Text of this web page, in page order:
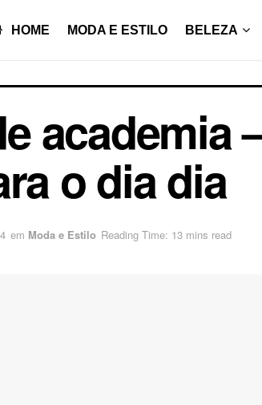
HOME MODA E ESTILO BELEZA
academia
o dia dia
em Moda e Estilo Reading Time: 13 mins read